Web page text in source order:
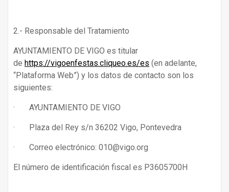
2.- Responsable del Tratamiento
AYUNTAMIENTO DE VIGO es titular
de https://vigoenfestas.cliqueo.es/es (en adelante,
“Plataforma Web”) y los datos de contacto son los
siguientes:
· AYUNTAMIENTO DE VIGO
· Plaza del Rey s/n 36202 Vigo, Pontevedra
· Correo electrónico: 010@vigo.org
El número de identificación fiscal es P3605700H